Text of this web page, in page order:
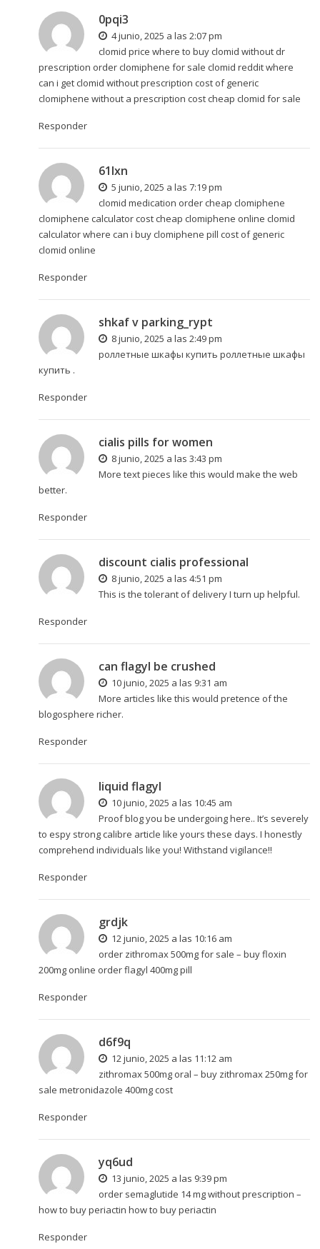
0pqi3
4 junio, 2025 a las 2:07 pm
clomid price where to buy clomid without dr
prescription order clomiphene for sale clomid redditwhere
can i get clomid without prescription cost of generic
clomiphene without a prescription cost cheap clomid for sale
Responder
61lxn
5 junio, 2025 a las 7:19 pm
clomid medication order cheap clomiphene
clomiphene calculator cost cheap clomiphene online clomid
calculator where can i buy clomiphene pill cost of generic
clomid online
Responder
shkaf v parking_rypt
8 junio, 2025 a las 2:49 pm
роллетные шкафы купить роллетные шкафы
купить .
Responder
cialis pills for women
8 junio, 2025 a las 3:43 pm
More text pieces like this would make the web
better.
Responder
discount cialis professional
8 junio, 2025 a las 4:51 pm
This is the tolerant of delivery I turn up helpful.
Responder
can flagyl be crushed
10 junio, 2025 a las 9:31 am
More articles like this would pretence of the
blogosphere richer.
Responder
liquid flagyl
10 junio, 2025 a las 10:45 am
Proof blog you be undergoing here.. It’s severely
to espy strong calibre article like yours these days. I honestly
comprehend individuals like you! Withstand vigilance!!
Responder
grdjk
12 junio, 2025 a las 10:16 am
order zithromax 500mg for sale – buy floxin
200mg online order flagyl 400mg pill
Responder
d6f9q
12 junio, 2025 a las 11:12 am
zithromax 500mg oral – buy zithromax 250mg for
sale metronidazole 400mg cost
Responder
yq6ud
13 junio, 2025 a las 9:39 pm
order semaglutide 14 mg without prescription –
how to buy periactin how to buy periactin
Responder